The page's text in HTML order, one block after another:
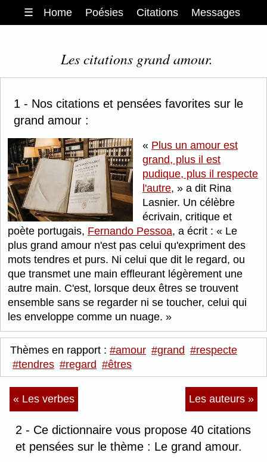
☰ Home Poésies Citations Messages
Les citations grand amour.
1 - Nos citations et pensées favorites sur le
grand amour :
Plus un amour est
grand, plus il est
pudique, plus il respecte
l'autre,
a dit Rina
Lasnier. Un célèbre
écrivain, critique et
poète portugais, Fernando Pessoa, a écrit :
Le
plus grand amour n'est pas celui qu'expriment des
mots tendres et purs. Ni celui que dit le regard, ou
que transmet une main effleurant légèrement une
autre main. C'est, lorsque deux êtres se trouvent
ensemble sans se regarder ni se toucher, celui qui
les enveloppe comme un nuage.
Thèmes en rapport : #amour #grand #respecte
#tendres #regard #êtres
« Les verbes Les auteurs »
2 - Ce dictionnaire vous propose 40 citations
et pensées sur le thème : Le grand amour.